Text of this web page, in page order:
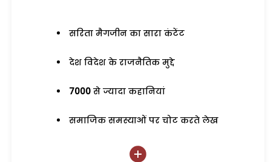
सरिता मैगजीन का सारा कंटेंट
देश विदेश के राजनैतिक मुद्दे
7000 से ज्यादा कहानियां
समाजिक समस्याओं पर चोट करते लेख